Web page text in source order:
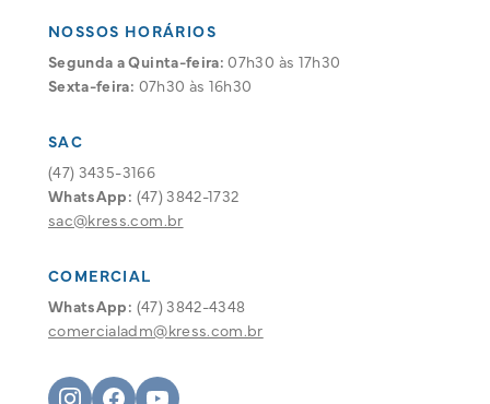
NOSSOS HORÁRIOS
Segunda a Quinta-feira: 07h30 às 17h30
Sexta-feira: 07h30 às 16h30
SAC
(47) 3435-3166
WhatsApp: (47) 3842-1732
sac@kress.com.br
COMERCIAL
WhatsApp: (47) 3842-4348
comercialadm@kress.com.br